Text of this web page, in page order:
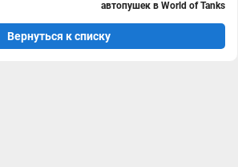
автопушек в World of Tanks
Вернуться к списку